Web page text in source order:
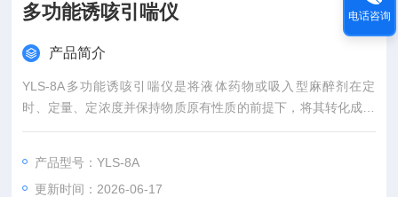
多功能诱咳引喘仪
产品简介
YLS-8A多功能诱咳引喘仪是将液体药物或吸入型麻醉剂在定
时、定量、定浓度并保持物质原有性质的前提下，将其转化成雾
状气溶胶并通过动物的呼吸系统进入动物的体内，使小动物出现
症状的仪器。
产品型号：YLS-8A
更新时间：2026-06-17
电话咨询